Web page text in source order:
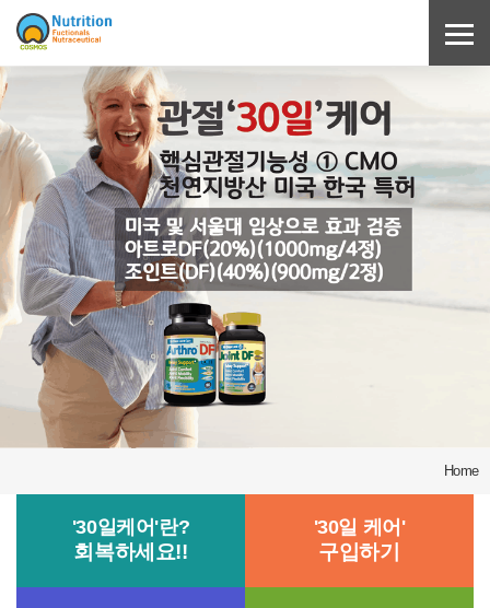
Home
'30일케어'란?
회복하세요!!
'30일 케어'
구입하기